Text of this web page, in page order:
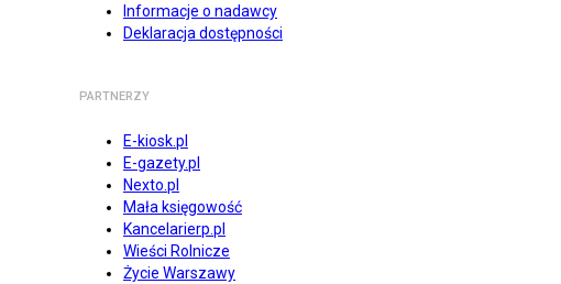
Informacje o nadawcy
Deklaracja dostępności
PARTNERZY
E-kiosk.pl
E-gazety.pl
Nexto.pl
Mała księgowość
Kancelarierp.pl
Wieści Rolnicze
Życie Warszawy